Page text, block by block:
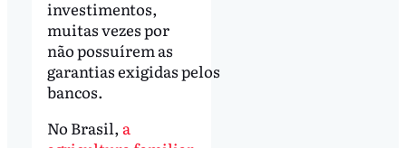
investimentos,
muitas vezes por
não possuírem as
garantias exigidas pelos
bancos.
No Brasil, a